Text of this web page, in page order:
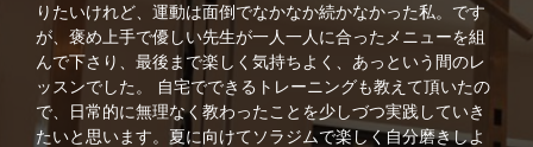
りたいけれど、運動は面倒でなかなか続かなかった私。です
が、褒め上手で優しい先生が一人一人に合ったメニューを組
んで下さり、最後まで楽しく気持ちよく、あっという間のレ
ッスンでした。 自宅でできるトレーニングも教えて頂いたの
で、日常的に無理なく教わったことを少しづつ実践していき
たいと思います。夏に向けてソラジムで楽しく自分磨きしよ